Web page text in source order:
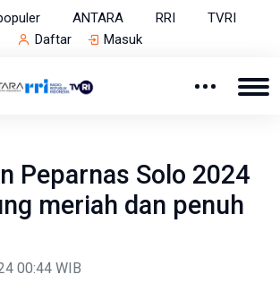
ANTARA RRI
TVRI
Daftar
Masuk
Peparnas Solo 2024
meriah dan penuh
00:44 WIB